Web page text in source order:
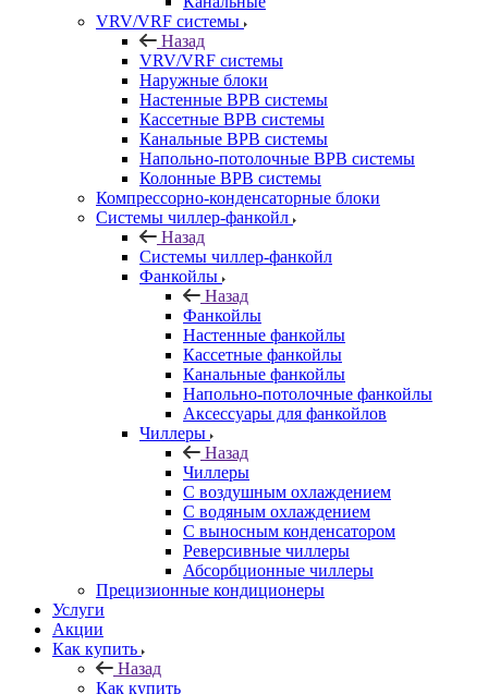
VRV/VRF системы
Назад
VRV/VRF системы
Наружные блоки
Настенные ВРВ системы
Кассетные ВРВ системы
Канальные ВРВ системы
Напольно-потолочные ВРВ системы
Колонные ВРВ системы
Компрессорно-конденсаторные блоки
Системы чиллер-фанкойл
Назад
Системы чиллер-фанкойл
Фанкойлы
Назад
Фанкойлы
Настенные фанкойлы
Кассетные фанкойлы
Канальные фанкойлы
Напольно-потолочные фанкойлы
Аксессуары для фанкойлов
Чиллеры
Назад
Чиллеры
С воздушным охлаждением
С водяным охлаждением
С выносным конденсатором
Реверсивные чиллеры
Абсорбционные чиллеры
Прецизионные кондиционеры
Услуги
Акции
Как купить
Назад
Как купить